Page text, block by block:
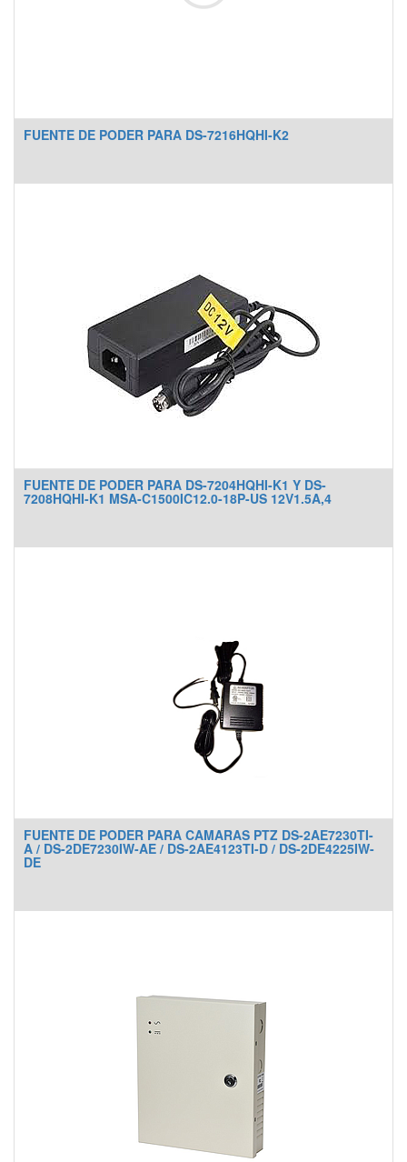
FUENTE DE PODER PARA DS-7216HQHI-K2
FUENTE DE PODER PARA DS-7204HQHI-K1 Y DS-
7208HQHI-K1 MSA-C1500IC12.0-18P-US 12V1.5A,4
FUENTE DE PODER PARA CAMARAS PTZ DS-2AE7230TI-
A / DS-2DE7230IW-AE / DS-2AE4123TI-D / DS-2DE4225IW-
DE